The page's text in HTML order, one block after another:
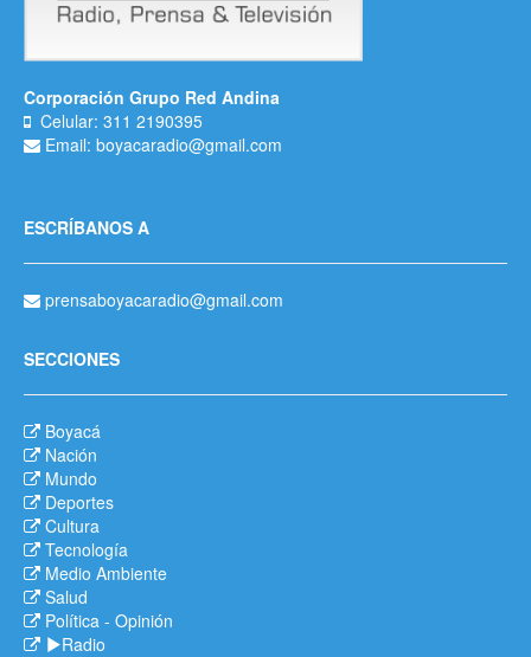
Corporación Grupo Red Andina
Celular: 311 2190395
Email: boyacaradio@gmail.com
ESCRÍBANOS A
prensaboyacaradio@gmail.com
SECCIONES
Boyacá
Nación
Mundo
Deportes
Cultura
Tecnología
Medio Ambiente
Salud
Política - Opinión
Radio